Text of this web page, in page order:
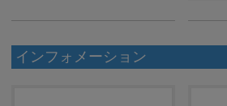
インフォメーション